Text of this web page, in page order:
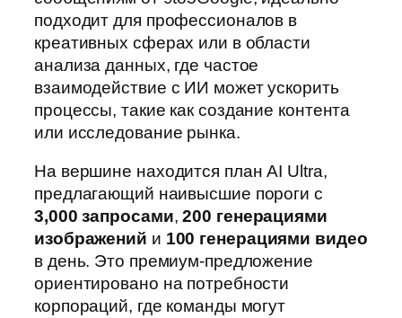
подходит для профессионалов в
креативных сферах или в области
анализа данных, где частое
взаимодействие с ИИ может ускорить
процессы, такие как создание контента
или исследование рынка.
На вершине находится план AI Ultra,
предлагающий наивысшие пороги с
3,000 запросами,200 генерациями
изображений и 100 генерациями видео
в день. Это премиум-предложение
ориентировано на потребности
корпораций, где команды могут